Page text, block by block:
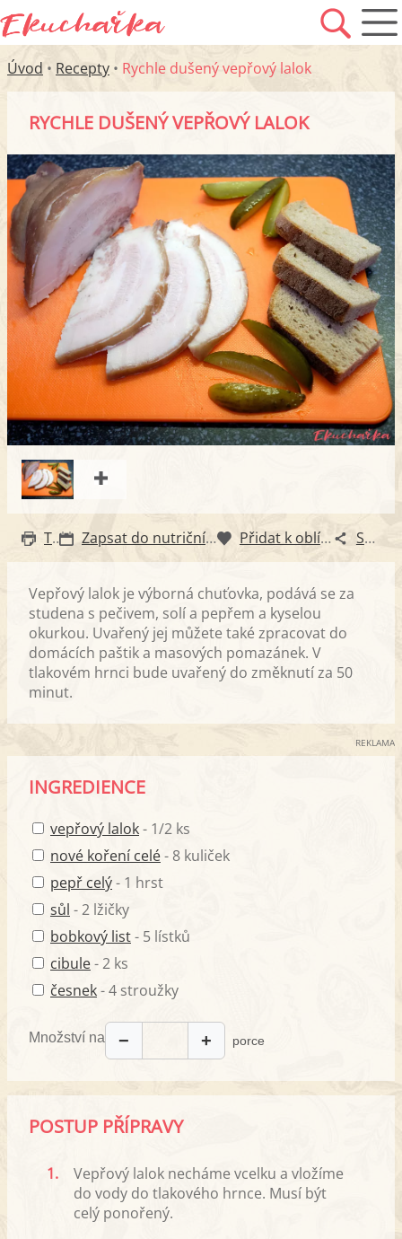
Úvod • Recepty • Rychle dušený vepřový lalok
RYCHLE DUŠENÝ VEPŘOVÝ LALOK
Tisk Zapsat do nutričního diáře Přidat k oblíbeným Sdílet
Vepřový lalok je výborná chuťovka, podává se za
studena s pečivem, solí a pepřem a kyselou
okurkou. Uvařený jej můžete také zpracovat do
domácích paštik a masových pomazánek. V
tlakovém hrnci bude uvařený do změknutí za 50
minut.
REKLAMA
INGREDIENCE
vepřový lalok- 1/2 ks
nové koření celé- 8 kuliček
pepř celý- 1 hrst
sůl - 2 lžičky
bobkový list- 5 lístků
cibule- 2 ks
česnek- 4 stroužky
Množství na − + porce
POSTUP PŘÍPRAVY
1.
Vepřový lalok necháme vcelku a vložíme
do vody do tlakového hrnce. Musí být
celý ponořený.